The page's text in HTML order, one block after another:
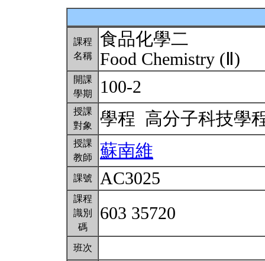
課程
名稱
食品化學二
Food Chemistry (Ⅱ)
開課
學期
100-2
授課
對象
學程 高分子科技學
授課
教師
蘇南維
課號 AC3025
課程
識別
碼
603 35720
班次